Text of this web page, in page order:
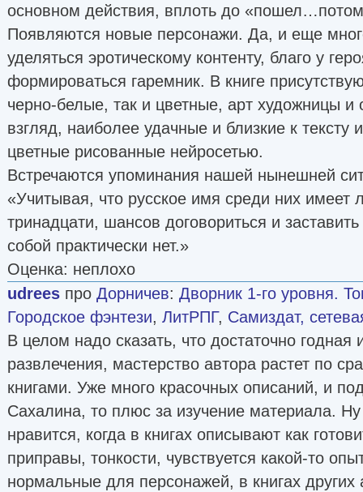
основном действия, вплоть до
Появляются новые персонажи. Да, и еще
уделяться эротическому контенту, благо у
формироваться гаремник. В книге
черно-белые, так и цветные, арт художницы и
взгляд, наиболее удачные и близкие к тексту
цветные рисованные нейросетью.
Встречаются упоминания нашей нынешней
«Учитывая, что русское имя среди них имеет
тринадцати, шансов договориться и заставить
собой практически нет.»
Оценка: неплохо
udrees про Дорничев: Дворник 1-го уровня.
Городское фэнтези, ЛитРПГ, Самиздат,
В целом надо сказать, что достаточно годная
развлечения, мастерство автора растет по
книгами. Уже много красочных описаний, и
Сахалина, то плюс за изучение материала.
нравится, когда в книгах описывают как
приправы, тонкости, чувствуется какой-то
нормальные для персонажей, в книгах